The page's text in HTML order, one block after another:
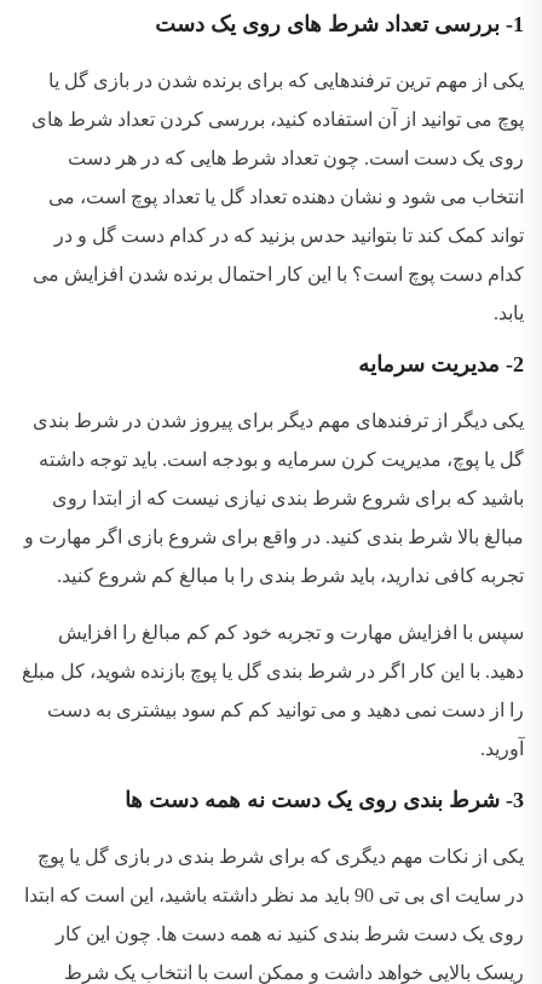
1- بررسی تعداد شرط های روی یک دست
یکی از مهم ترین ترفندهایی که برای برنده شدن در بازی گل یا
پوچ می توانید از آن استفاده کنید، بررسی کردن تعداد شرط های
روی یک دست است. چون تعداد شرط هایی که در هر دست
انتخاب می شود و نشان دهنده تعداد گل یا تعداد پوچ است، می
تواند کمک کند تا بتوانید حدس بزنید که در کدام دست گل و در
کدام دست پوچ است؟ با این کار احتمال برنده شدن افزایش می
یابد.
2- مدیریت سرمایه
یکی دیگر از ترفندهای مهم دیگر برای پیروز شدن در شرط بندی
گل یا پوچ، مدیریت کرن سرمایه و بودجه است. باید توجه داشته
باشید که برای شروع شرط بندی نیازی نیست که از ابتدا روی
مبالغ بالا شرط بندی کنید. در واقع برای شروع بازی اگر مهارت و
تجربه کافی ندارید، باید شرط بندی را با مبالغ کم شروع کنید.
سپس با افزایش مهارت و تجربه خود کم کم مبالغ را افزایش
دهید. با این کار اگر در شرط بندی گل یا پوچ بازنده شوید، کل مبلغ
را از دست نمی دهید و می توانید کم کم سود بیشتری به دست
آورید.
3- شرط بندی روی یک دست نه همه دست ها
یکی از نکات مهم دیگری که برای شرط بندی در بازی گل یا پوچ
در سایت ای بی تی 90 باید مد نظر داشته باشید، این است که ابتدا
روی یک دست شرط بندی کنید نه همه دست ها. چون این کار
ریسک بالایی خواهد داشت و ممکن است با انتخاب یک شرط